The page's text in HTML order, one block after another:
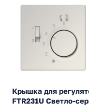
Крышка для
FTR231U Светло-